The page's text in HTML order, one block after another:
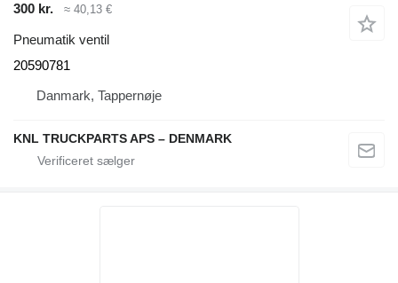
300 kr.
≈ 40,13 €
Pneumatik ventil
20590781
Danmark, Tappernøje
KNL TRUCKPARTS APS – DENMARK